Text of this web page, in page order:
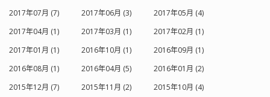
2017年07月 (7)
2017年06月 (3)
2017年05月 (4)
2017年04月 (1)
2017年03月 (1)
2017年02月 (1)
2017年01月 (1)
2016年10月 (1)
2016年09月 (1)
2016年08月 (1)
2016年04月 (5)
2016年01月 (2)
2015年12月 (7)
2015年11月 (2) 2015年10月 (4)